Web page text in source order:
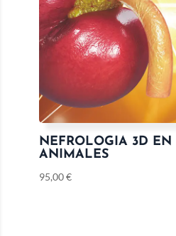
NEFROLOGIA 3D EN
ANIMALES
95,00€